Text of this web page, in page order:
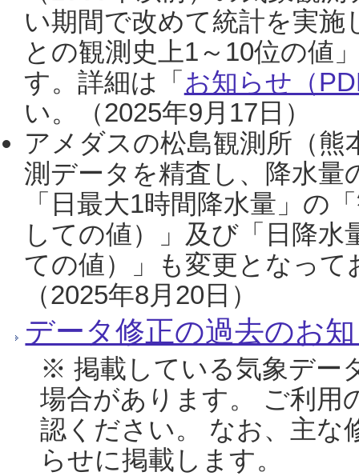
い期間で改めて統計を実
との観測史上1～10位の値
す。詳細は「 お知らせ（
い。（2025年9月17日）
アメダスの松島観測所（熊
測データを精査し、降水
「日最大1時間降水量」の
しての値）」及び「日降
ての値）」も変更となっ
（2025年8月20日）
データ修正の過去のお
※ 掲載している気象デー
場合があります。 ご利用
認ください。 なお、主な
らせに掲載します。